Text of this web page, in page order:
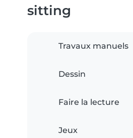
sitting
Travaux manuels
Dessin
Faire la lecture
Jeux